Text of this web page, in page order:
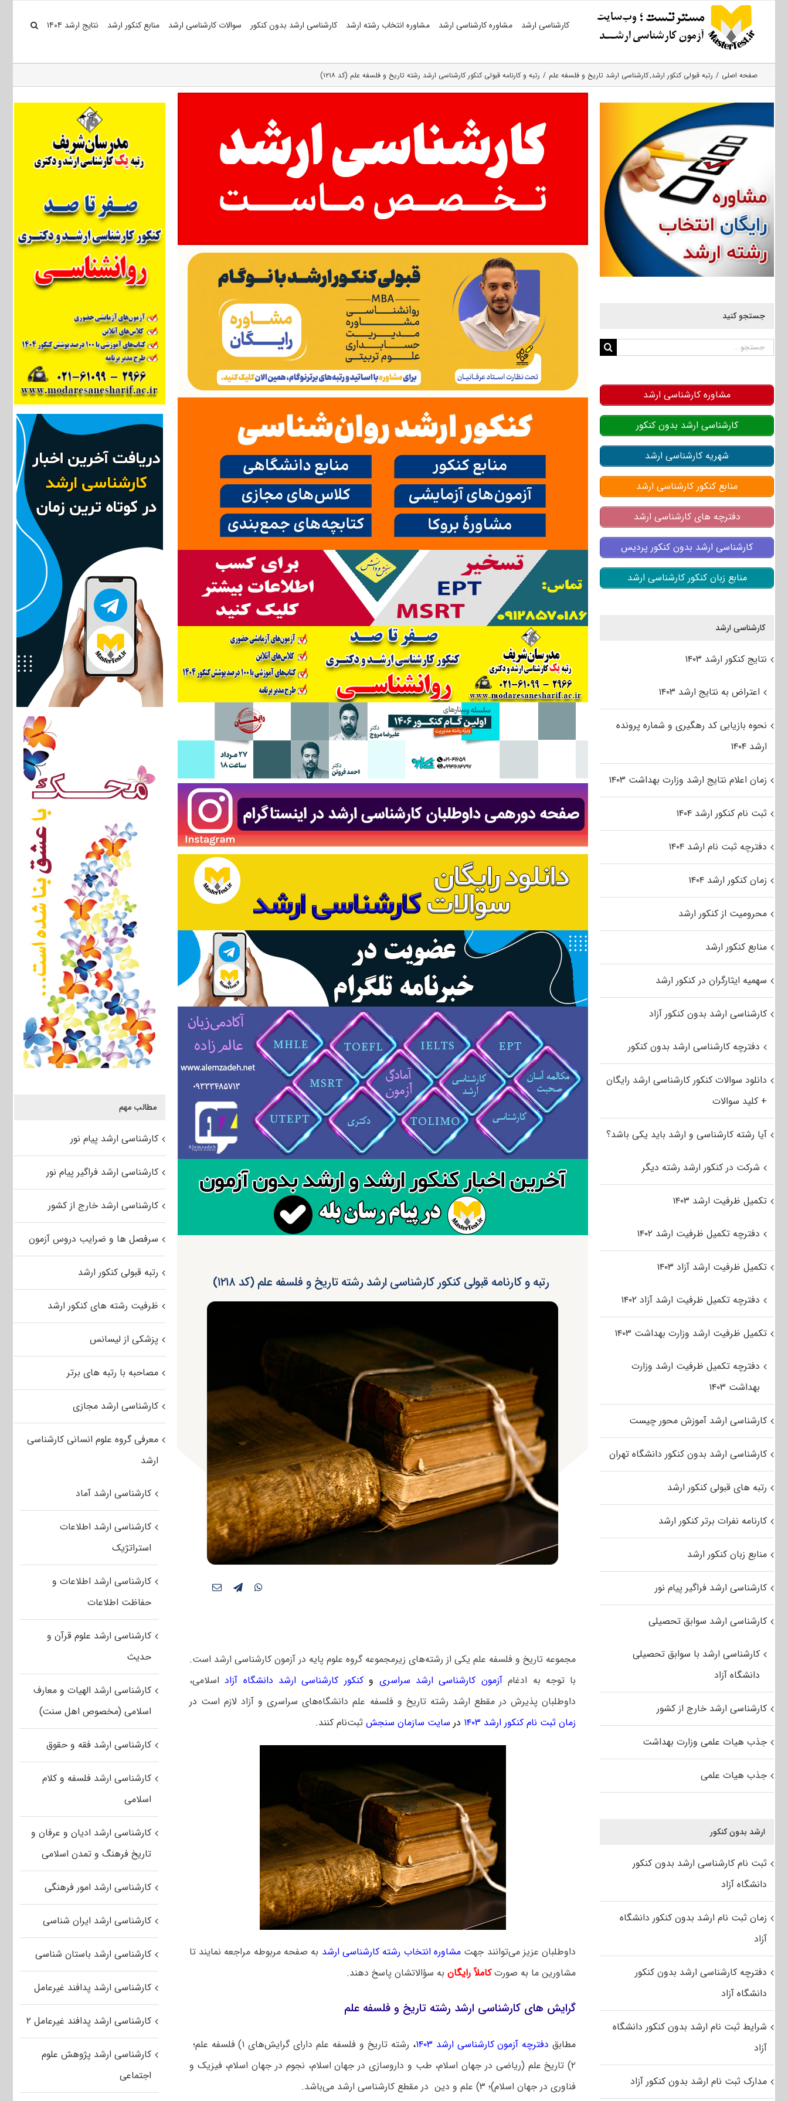
کارشناسی ارشد مشاوره کارشناسی ارشد مشاوره انتخاب رشته ارشد کارشناسی ارشد بدون کنکور سوالات کارشناسی ارشد منابع کنکور ارشد نتایج ارشد ۱۴۰۴
صفحه اصلی رتبه قبولی کنکور ارشد کارشناسی ارشد تاریخ و فلسفه علم رتبه و کارنامه قبولی کنکور کارشناسی ارشد رشته تاریخ و فلسفه علم (کد ۱۲۱۸)
رتبه و کارنامه قبولی کنکور کارشناسی ارشد رشته تاریخ و فلسفه علم (کد ۱۲۱۸)
مجموعه تاریخ و فلسفه علم یکی از رشته‌های زیرمجموعه گروه علوم پایه در آزمون کارشناسی ارشد است.
با توجه به ادغامآزمون کارشناسی ارشد سراسری وکنکور کارشناسی ارشد دانشگاه آزاد اسلامی،
داوطلبان پذیرش در مقطع ارشد رشته تاریخ و فلسفه علم دانشگاه‌های سراسری و آزاد لازم است در
زمان ثبت نام کنکور ارشد ۱۴۰۳
در سایت سازمان سنجشثبت‌نام کنند.
داوطلبان عزیز می‌توانند جهت مشاوره انتخاب رشته کارشناسی ارشد به صفحه مربوطه مراجعه نمایند تا
مشاورین ما به صورتکاملاً رایگانبه سؤالاتشان پاسخ دهند.
گرایش‌ های کارشناسی ارشد رشته تاریخ و فلسفه علم
مطابق دفترچه آزمون کارشناسی ارشد ۱۴۰۳ ،
رشته تاریخ و فلسفه علم دارای گرایش‌های ۱) فلسفه علم؛
۲) تاریخ علم (ریاضی در جهان اسلام، طب و داروسازی در جهان اسلام، نجوم در جهان اسلام، فیزیک و
فناوری در جهان اسلام)؛ ۳) علم و دین در مقطع کارشناسی ارشد می‌باشد.
مطالب مهم
کارشناسی ارشد پیام نور
کارشناسی ارشد فراگیر پیام نور
کارشناسی ارشد خارج از کشور
سرفصل ها و ضرایب دروس آزمون
رتبه قبولی کنکور ارشد
ظرفیت رشته های کنکور ارشد
پزشکی از لیسانس
مصاحبه با رتبه های برتر
کارشناسی ارشد مجازی
معرفی گروه علوم انسانی کارشناسی
ارشد
کارشناسی ارشد آماد
کارشناسی ارشد اطلاعات
استراتژیک
کارشناسی ارشد اطلاعات و
حفاظت اطلاعات
کارشناسی ارشد علوم قرآن و
حدیث
کارشناسی ارشد الهیات و معارف
اسلامی (مخصوص اهل سنت)
کارشناسی ارشد فقه و حقوق
کارشناسی ارشد فلسفه و کلام
اسلامی
کارشناسی ارشد ادیان و عرفان و
تاریخ فرهنگ و تمدن اسلامی
کارشناسی ارشد امور فرهنگی
کارشناسی ارشد ایران شناسی
کارشناسی ارشد باستان شناسی
کارشناسی ارشد پدافند غیرعامل
کارشناسی ارشد پدافند غیرعامل ۲
کارشناسی ارشد پژوهش علوم
اجتماعی
جستجو کنید
جستجو
مشاوره کارشناسی ارشد
کارشناسی ارشد بدون کنکور
شهریه کارشناسی ارشد
منابع کنکور کارشناسی ارشد
دفترچه های کارشناسی ارشد
کارشناسی ارشد بدون کنکور پردیس
منابع زبان کنکور کارشناسی ارشد
کارشناسی ارشد
نتایج کنکور ارشد ۱۴۰۳
اعتراض به نتایج ارشد ۱۴۰۳
نحوه بازیابی کد رهگیری و شماره پرونده
ارشد ۱۴۰۴
زمان اعلام نتایج ارشد وزارت بهداشت ۱۴۰۳
ثبت نام کنکور ارشد ۱۴۰۴
دفترچه ثبت نام ارشد ۱۴۰۴
زمان کنکور ارشد ۱۴۰۴
محرومیت از کنکور ارشد
منابع کنکور ارشد
سهمیه ایثارگران در کنکور ارشد
کارشناسی ارشد بدون کنکور آزاد
دفترچه کارشناسی ارشد بدون کنکور
دانلود سوالات کنکور کارشناسی ارشد رایگان
+ کلید سوالات
آیا رشته کارشناسی و ارشد باید یکی باشد؟
شرکت در کنکور ارشد رشته دیگر
تکمیل ظرفیت ارشد ۱۴۰۳
دفترچه تکمیل ظرفیت ارشد ۱۴۰۲
تکمیل ظرفیت ارشد آزاد ۱۴۰۳
دفترچه تکمیل ظرفیت ارشد آزاد ۱۴۰۲
تکمیل ظرفیت ارشد وزارت بهداشت ۱۴۰۳
دفترچه تکمیل ظرفیت ارشد وزارت
بهداشت ۱۴۰۳
کارشناسی ارشد آموزش محور چیست
کارشناسی ارشد بدون کنکور دانشگاه تهران
رتبه های قبولی کنکور ارشد
کارنامه نفرات برتر کنکور ارشد
منابع زبان کنکور ارشد
کارشناسی ارشد فراگیر پیام نور
کارشناسی ارشد سوابق تحصیلی
کارشناسی ارشد با سوابق تحصیلی
دانشگاه آزاد
کارشناسی ارشد خارج از کشور
جذب هیات علمی وزارت بهداشت
جذب هیات علمی
ارشد بدون کنکور
ثبت نام کارشناسی ارشد بدون کنکور
دانشگاه آزاد
زمان ثبت نام ارشد بدون کنکور دانشگاه
آزاد
دفترچه کارشناسی ارشد بدون کنکور
دانشگاه آزاد
شرایط ثبت نام ارشد بدون کنکور دانشگاه
آزاد
مدارک ثبت نام ارشد بدون کنکور آزاد